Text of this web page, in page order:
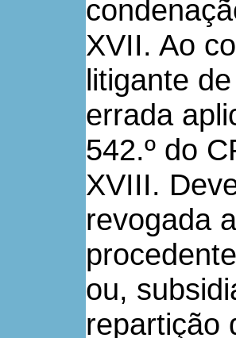
XVII. Ao
litigante
errada
542.º do
XVIII.
revogada
ou,
repartição